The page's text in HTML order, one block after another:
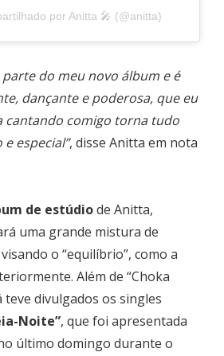
por Anitta 🎤 (@anitta)
parte do meu novo álbum e é
dançante e poderosa, que eu
cantando comigo torna tudo
especial”, disse Anitta em nota
de estúdiode Anitta,
uma grande mistura de
o “equilíbrio”, como a
Além de “Choka
teve divulgados os singles
Noite”, que foi apresentada
último domingo durante o